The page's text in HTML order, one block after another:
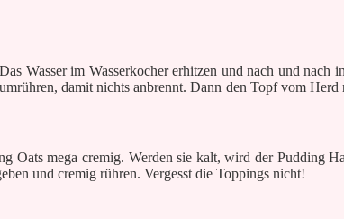
Wasser im Wasserkocher erhitzen und nach und nach
damit nichts anbrennt. Dann den Topf vom
Oats mega cremig. Werden sie kalt, wird der Pudding
und cremig rühren. Vergesst die Toppings nicht!